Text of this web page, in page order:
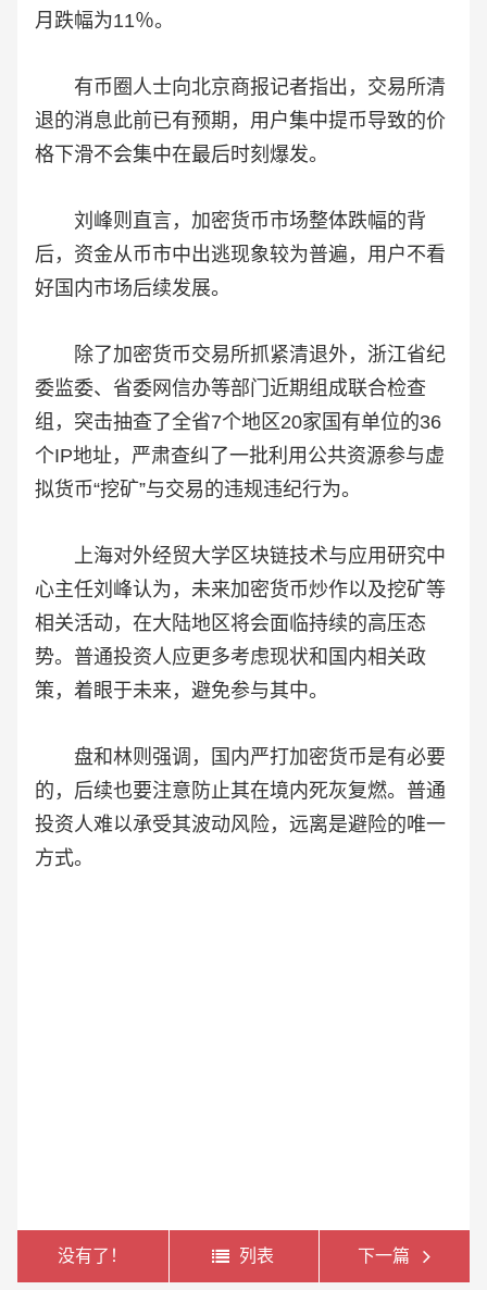
月跌幅为11％。
有币圈人士向北京商报记者指出，交易所清
退的消息此前已有预期，用户集中提币导致的价
格下滑不会集中在最后时刻爆发。
刘峰则直言，加密货币市场整体跌幅的背
后，资金从币市中出逃现象较为普遍，用户不看
好国内市场后续发展。
除了加密货币交易所抓紧清退外，浙江省纪
委监委、省委网信办等部门近期组成联合检查
组，突击抽查了全省7个地区20家国有单位的36
个IP地址，严肃查纠了一批利用公共资源参与虚
拟货币“挖矿”与交易的违规违纪行为。
上海对外经贸大学区块链技术与应用研究中
心主任刘峰认为，未来加密货币炒作以及挖矿等
相关活动，在大陆地区将会面临持续的高压态
势。普通投资人应更多考虑现状和国内相关政
策，着眼于未来，避免参与其中。
盘和林则强调，国内严打加密货币是有必要
的，后续也要注意防止其在境内死灰复燃。普通
投资人难以承受其波动风险，远离是避险的唯一
方式。
没有了！ 列表 下一篇